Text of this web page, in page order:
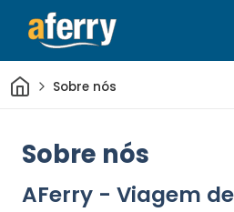
CasaSobre nós
Sobre nós
AFerry - Viagem